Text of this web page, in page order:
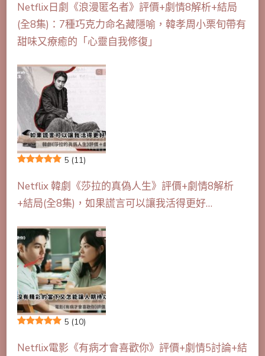
Netflix日劇《浪漫匿名者》評價+劇情8解析+結局
(全8集)：7種巧克力命名藏隱喻，韓孝周小栗旬帶有
甜味又療癒的「心靈自我修復」
5 (11)
Netflix 韓劇《莎拉的真偽人生》評價+劇情8解析
+結局(全8集)，如果謊言可以讓我活得更好…
5 (10)
Netflix電影《有病才會喜歡你》評價+劇情5討論+結